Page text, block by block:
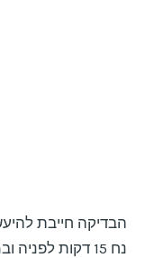
הבדיקה חייבת
נח 15 דקות לפניה ובמהלכן לא שתה, עישן או הקיא.